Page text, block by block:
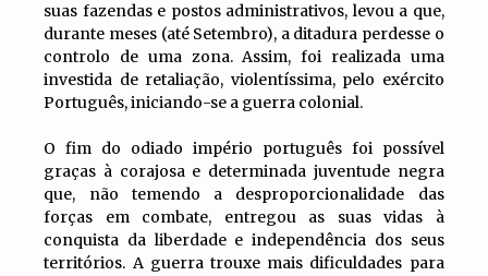
suas fazendas e postos administrativos, levou a que,
durante meses (até Setembro), a ditadura perdesse o
controlo de uma zona. Assim, foi realizada uma
investida de retaliação, violentíssima, pelo exército
Português, iniciando-se a guerra colonial.
O fim do odiado império português foi possível
graças à corajosa e determinada juventude negra
que, não temendo a desproporcionalidade das
forças em combate, entregou as suas vidas à
conquista da liberdade e independência dos seus
territórios. A guerra trouxe mais dificuldades para